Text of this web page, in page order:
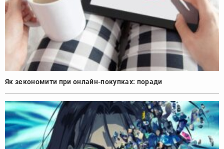
Як зекономити при онлайн-покупках: поради